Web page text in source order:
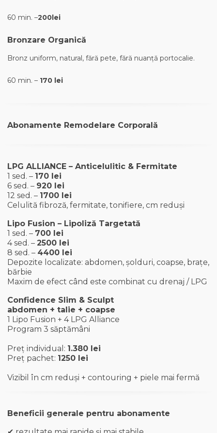
60 min. –200lei
Bronzare Organică
Bronz uniform, natural, fără pete, fără nuanță portocalie.
60 min. – 170 lei
Abonamente Remodelare Corporală
LPG ALLIANCE – Anticelulitic & Fermitate
1 sed. – 170 lei
6 sed. – 920 lei
12 sed. – 1700 lei
Celulită fibroză, fermitate, tonifiere, cm reduși
Lipo Fusion – Lipoliză Targetată
1 sed. – 700 lei
4 sed. – 2500 lei
8 sed. – 4400 lei
Depozite localizate: abdomen, șolduri, coapse, brațe,
bărbie
Maxim de efect când este combinat cu drenaj / LPG
Confidence Slim & Sculpt
abdomen + talie + coapse
1 Lipo Fusion + 4 LPG Alliance
Program 3 săptămâni
Preț individual: 1.380 lei
Preț pachet: 1250 lei
Vizibil în cm reduși + contouring + piele mai fermă
Beneficii generale pentru abonamente